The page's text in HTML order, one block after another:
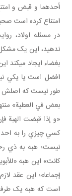
أحدهما و قبض و
امتناع کرده است
در مسئله اولاد،
ندهيد، اين يک مشکل
بغضاء ايجاد مي کند
افضل است يا يکي
طور نيست که اصلش
بعض في العطية»
«و إذا قبضت الهبة
کسي چيزي را به احد
نيست؛ هبه به ذي
کانت» اين هبه
إجماعا»؛ اين عقد
است که هبه يک